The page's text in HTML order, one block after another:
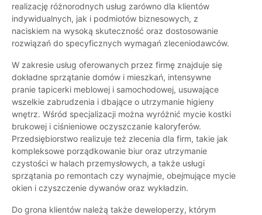
realizację różnorodnych usług zarówno dla klientów
indywidualnych, jak i podmiotów biznesowych, z
naciskiem na wysoką skuteczność oraz dostosowanie
rozwiązań do specyficznych wymagań zleceniodawców.
W zakresie usług oferowanych przez firmę znajduje się
dokładne sprzątanie domów i mieszkań, intensywne
pranie tapicerki meblowej i samochodowej, usuwające
wszelkie zabrudzenia i dbające o utrzymanie higieny
wnętrz. Wśród specjalizacji można wyróżnić mycie kostki
brukowej i ciśnieniowe oczyszczanie kaloryferów.
Przedsiębiorstwo realizuje też zlecenia dla firm, takie jak
kompleksowe porządkowanie biur oraz utrzymanie
czystości w halach przemysłowych, a także usługi
sprzątania po remontach czy wynajmie, obejmujące mycie
okien i czyszczenie dywanów oraz wykładzin.
Do grona klientów należą także deweloperzy, którym